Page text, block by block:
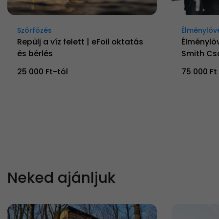
Szörfözés
Repülj a víz felett | eFoil oktatás
és bérlés
25 000 Ft-tól
Smith
75 000 Ft
Neked ajánljuk